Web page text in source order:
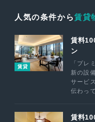
人気の条件から賃貸
賃貸
賃料
ン
「プレ
新の設
サービ
伝わっ
賃料